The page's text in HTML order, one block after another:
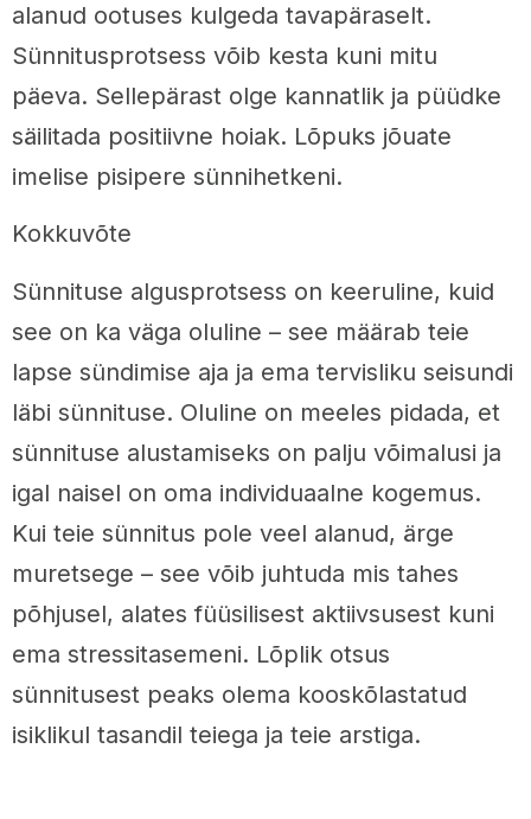
alanud ootuses kulgeda tavapäraselt.
Sünnitusprotsess võib kesta kuni mitu
päeva. Sellepärast olge kannatlik ja püüdke
säilitada positiivne hoiak. Lõpuks jõuate
imelise pisipere sünnihetkeni.
Kokkuvõte
Sünnituse algusprotsess on keeruline, kuid
see on ka väga oluline – see määrab teie
lapse sündimise aja ja ema tervisliku seisundi
läbi sünnituse. Oluline on meeles pidada, et
sünnituse alustamiseks on palju võimalusi ja
igal naisel on oma individuaalne kogemus.
Kui teie sünnitus pole veel alanud, ärge
muretsege – see võib juhtuda mis tahes
põhjusel, alates füüsilisest aktiivsusest kuni
ema stressitasemeni. Lõplik otsus
sünnitusest peaks olema kooskõlastatud
isiklikul tasandil teiega ja teie arstiga.